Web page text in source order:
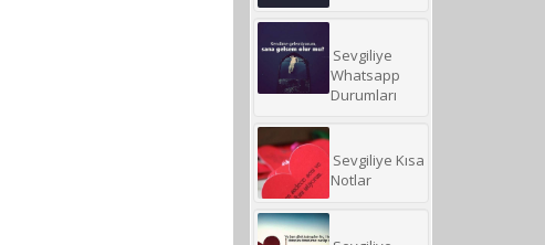
Sevgiliye
Whatsapp
Durumları
Sevgiliye Kısa
Notlar